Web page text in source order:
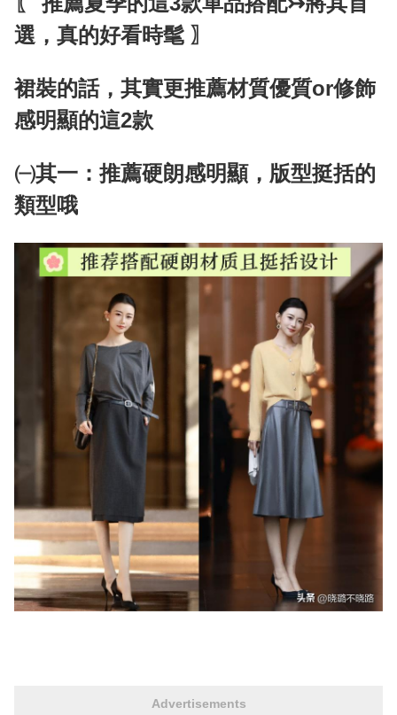
選，真的好看時髦 〗
裙裝的話，其實更推薦材質優質or修飾
感明顯的這2款
㈠其一：推薦硬朗感明顯，版型挺括的
類型哦
Advertisements